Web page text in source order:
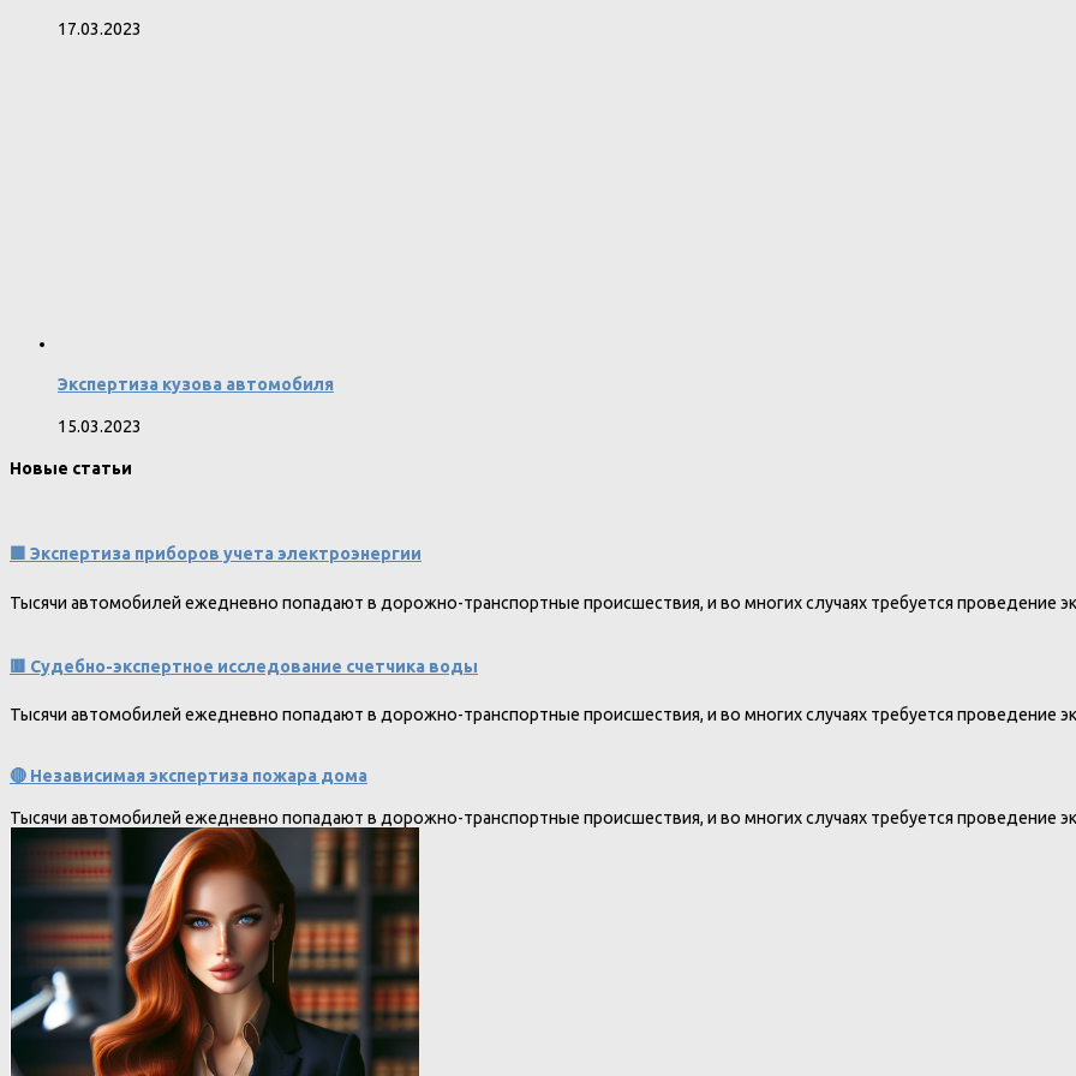
17.03.2023
Экспертиза кузова автомобиля
15.03.2023
Новые статьи
🟩 Экспертиза приборов учета электроэнергии
Тысячи автомобилей ежедневно попадают в дорожно-транспортные происшествия, и во многих случаях требуется проведение
🟥 Судебно-экспертное исследование счетчика воды
Тысячи автомобилей ежедневно попадают в дорожно-транспортные происшествия, и во многих случаях требуется проведение
🔴 Независимая экспертиза пожара дома
Тысячи автомобилей ежедневно попадают в дорожно-транспортные происшествия, и во многих случаях требуется проведение